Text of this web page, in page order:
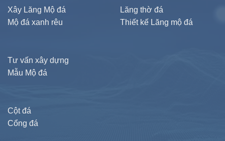
Xây Lăng Mộ đá
Mộ đá xanh rêu
Lăng thờ đá
Thiết kế Lăng mộ đá
Tư vấn xây dựng
Mẫu Mộ đá
Cột đá
Cổng đá